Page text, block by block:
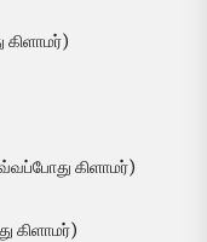
கிளாமர்)
கிளாமர்)